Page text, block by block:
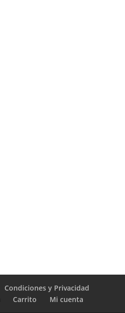
Condiciones y Privacidad
Carrito Mi cuenta